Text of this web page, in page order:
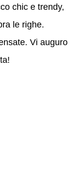
chic e trendy,
le righe.
Vi auguro